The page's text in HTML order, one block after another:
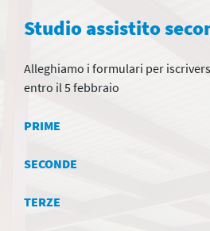
Studio assistito
Alleghiamo i formulari per
entro il 5 febbraio
PRIME
SECONDE
TERZE